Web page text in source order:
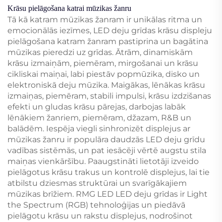
Krāsu pielāgošana katrai mūzikas žanru
Tā kā katram mūzikas žanram ir unikālas ritma un
emocionālās iezīmes, LED deju grīdas krāsu displeju
pielāgošana katram žanram pastiprina un bagātina
mūzikas pieredzi uz grīdas. Ātrām, dinamiskām
krāsu izmaiņām, piemēram, mirgošanai un krāsu
cikliskai maiņai, labi piestāv popmūzika, disko un
elektroniskā deju mūzika. Maigākas, lēnākas krāsu
izmaiņas, piemēram, stabili impulsi, krāsu izdzišanas
efekti un gludas krāsu pārejas, darbojas labāk
lēnākiem žanriem, piemēram, džazam, R&B un
balādēm. Iespēja viegli sinhronizēt displejus ar
mūzikas žanru ir populāra daudzās LED deju grīdu
vadības sistēmās, un pat iesācēji vērtē augstu stila
maiņas vienkāršību. Paaugstināti lietotāji izveido
pielāgotus krāsu trakus un kontrolē displejus, lai tie
atbilstu dziesmas struktūrai un svarīgākajiem
mūzikas brīžiem. RMG LED LED deju grīdas ir Light
the Spectrum (RGB) tehnoloģijas un piedāvā
pielāgotu krāsu un rakstu displejus, nodrošinot